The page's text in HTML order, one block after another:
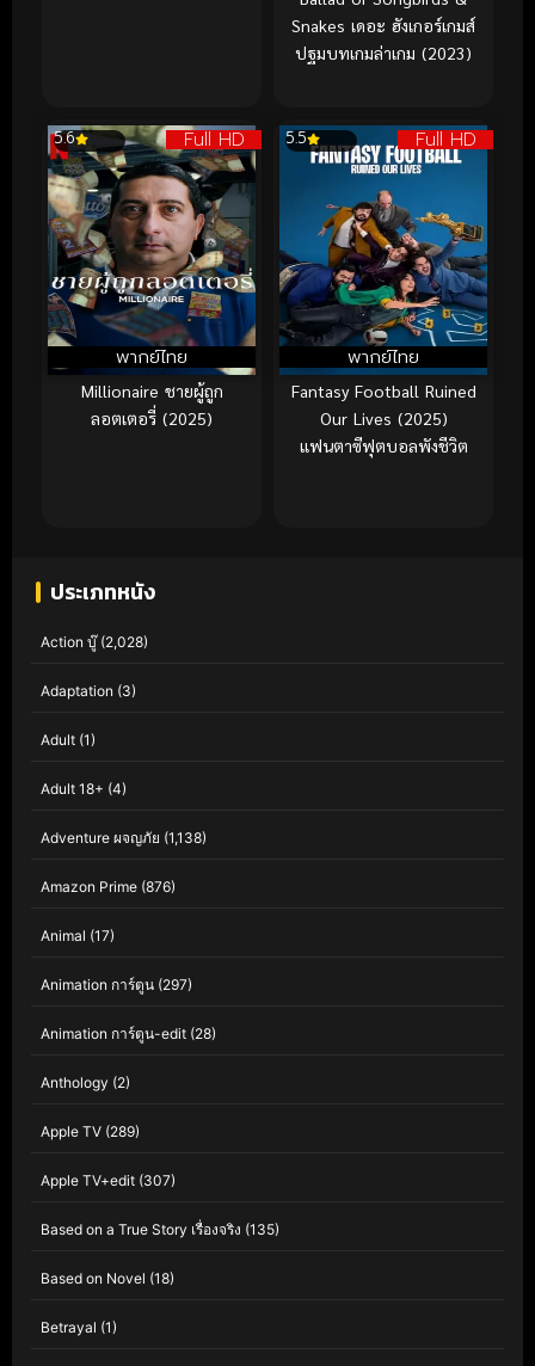
Snakes เดอะ ฮังเกอร์เกมส์
ปฐมบทเกมล่าเกม (2023)
Full HD
พากย์ไทย
5.6
Millionaire ชายผู้ถูก
ลอตเตอรี่ (2025)
Full HD
พากย์ไทย
5.5
Fantasy Football Ruined
Our Lives (2025)
แฟนตาซีฟุตบอลพังชีวิต
ประเภทหนัง
Action บู๊(2,028)
Adaptation (3)
Adult (1)
Adult 18+ (4)
Adventure ผจญภัย (1,138)
Amazon Prime (876)
Animal (17)
Animation การ์ตูน (297)
Animation การ์ตูน-edit (28)
Anthology (2)
Apple TV (289)
Apple TV+edit (307)
Based on a True Story เรื่องจริง (135)
Based on Novel (18)
Betrayal (1)